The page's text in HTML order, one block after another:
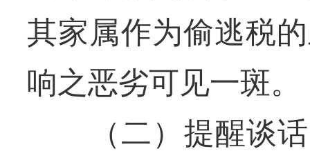
其家属作为偷逃税
响之恶劣可见一斑。
（二）提醒谈话